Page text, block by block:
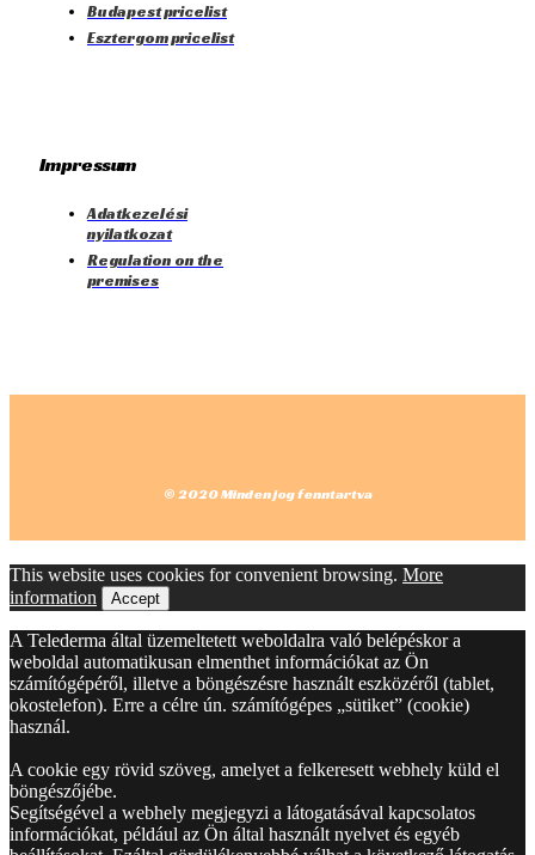
Budapest pricelist
Esztergom pricelist
Impressum
Adatkezelési
nyilatkozat
Regulation on the
premises
© 2020 Minden jog fenntartva
This website uses cookies for convenient browsing. More
information
Accept
A Telederma által üzemeltetett weboldalra való belépéskor a
weboldal automatikusan elmenthet információkat az Ön
számítógépéről, illetve a böngészésre használt eszközéről (tablet,
okostelefon). Erre a célre ún. számítógépes „sütiket” (cookie)
használ.
A cookie egy rövid szöveg, amelyet a felkeresett webhely küld el
böngészőjébe.
Segítségével a webhely megjegyzi a látogatásával kapcsolatos
információkat, például az Ön által használt nyelvet és egyéb